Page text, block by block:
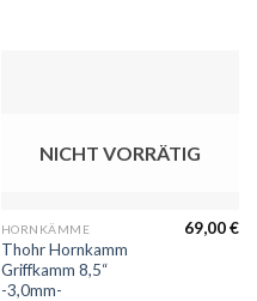
NICHT VORRÄTIG
HORNKÄMME
Thohr Hornkamm
Griffkamm 8,5“
-3,0mm-
69,00€